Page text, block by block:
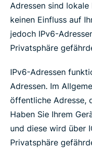
Adressen sind lokale
keinen Einfluss auf
jedoch IPv6-
Privatsphäre
IPv6-Adressen
Adressen. Im
öffentliche Adresse,
Haben Sie Ihrem
und diese wird über
Privatsphäre